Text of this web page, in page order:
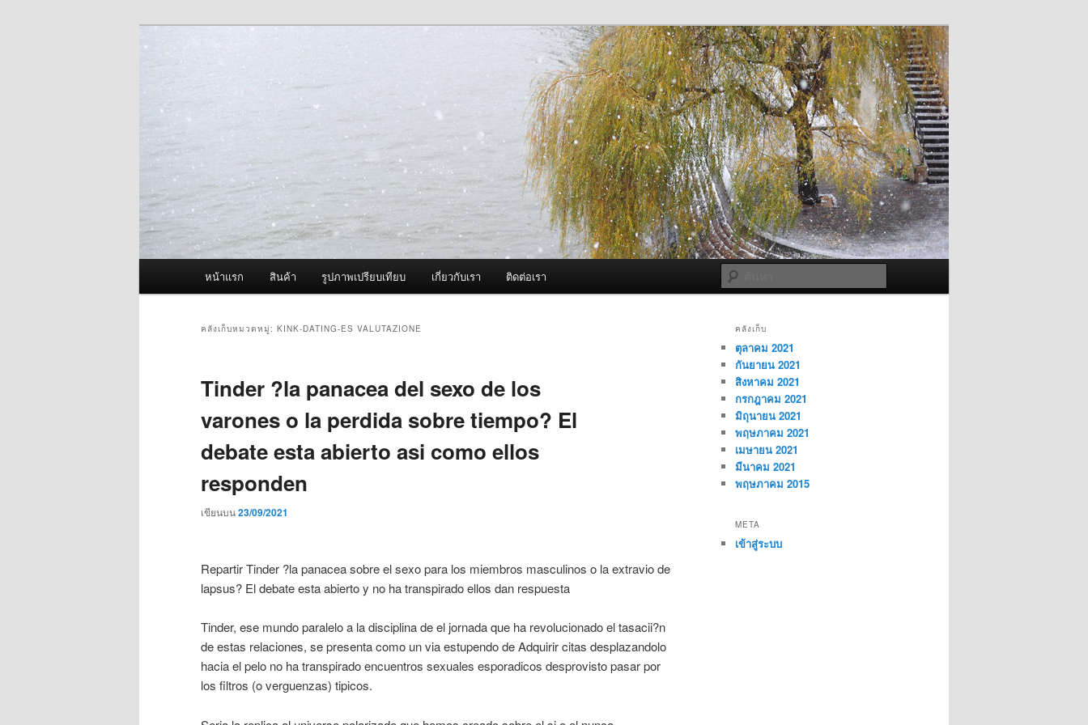
ผู้นำเข้าเครื่องพ่นหมอกควัน Best Fogger /
Fogger One และ อะไหล่
หน้าแรก สินค้า รูปภาพเปรียบเทียบ เกี่ยวกับเรา ติดต่อเรา
คลังเก็บหมวดหมู่: KINK-DATING-ES VALUTAZIONE
Tinder ?la panacea del sexo de los
varones o la perdida sobre tiempo? El
debate esta abierto asi­ como ellos
responden
เขียนบน23/09/2021
Repartir Tinder ?la panacea sobre el sexo para los miembros masculinos o la extravio de
lapsus? El debate esta abierto y no ha transpirado ellos dan respuesta
Tinder, ese mundo paralelo a la disciplina de el jornada que ha revolucionado el tasacii?n
de estas relaciones, se presenta como un vi­a estupendo de Adquirir citas desplazandolo
hacia el pelo no ha transpirado encuentros sexuales esporadicos desprovisto pasar por
los filtros (o verguenzas) ti­picos.
คลังเก็บ
ตุลาคม 2021
กันยายน 2021
สิงหาคม 2021
กรกฎาคม 2021
มิถุนายน 2021
พฤษภาคม 2021
เมษายน 2021
มีนาคม 2021
พฤษภาคม 2015
META
เข้าสู่ระบบ